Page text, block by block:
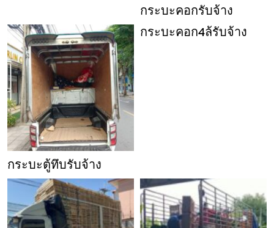
กระบะคอกรับจ้าง
กระบะตู้ทึบรับจ้าง
กระบะคอก4ล้รับจ้าง